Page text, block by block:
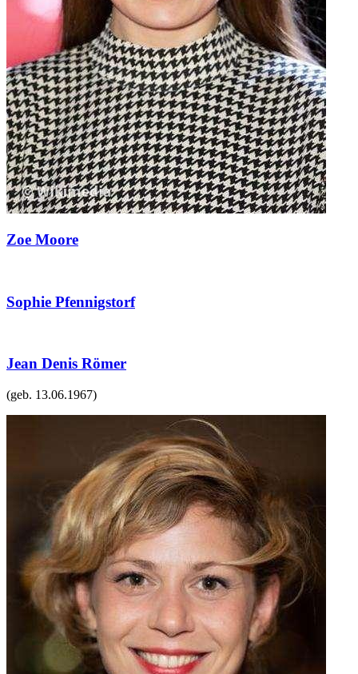
Zoe Moore
Sophie Pfennigstorf
Jean Denis Römer
(geb. 13.06.1967)